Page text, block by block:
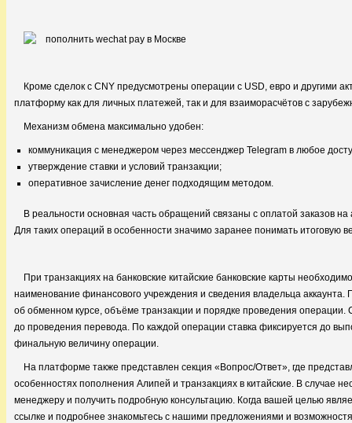
Кроме сделок с CNY предусмотрены операции с USD, евро и другими
платформу как для личных платежей, так и для взаиморасчётов с
Механизм обмена максимально удобен:
коммуникация с менеджером через мессенджер Telegram в любое
утверждение ставки и условий транзакции;
оперативное зачисление денег подходящим методом.
В реальности основная часть обращений связаны с оплатой заказов
Для таких операций в особенности значимо заранее понимать итоговую
При транзакциях на банковские китайские банковские карты
наименование финансового учреждения и сведения владельца
об обменном курсе, объёме транзакции и порядке проведения
до проведения перевода. По каждой операции ставка фиксируется до
финальную величину операции.
На платформе также представлен секция «Вопрос/Ответ», где
особенностях пополнения Алипей и транзакциях в китайские. В случае
менеджеру и получить подробную консультацию. Когда вашей целью
ссылке и подробнее знакомьтесь с нашими предложениями и